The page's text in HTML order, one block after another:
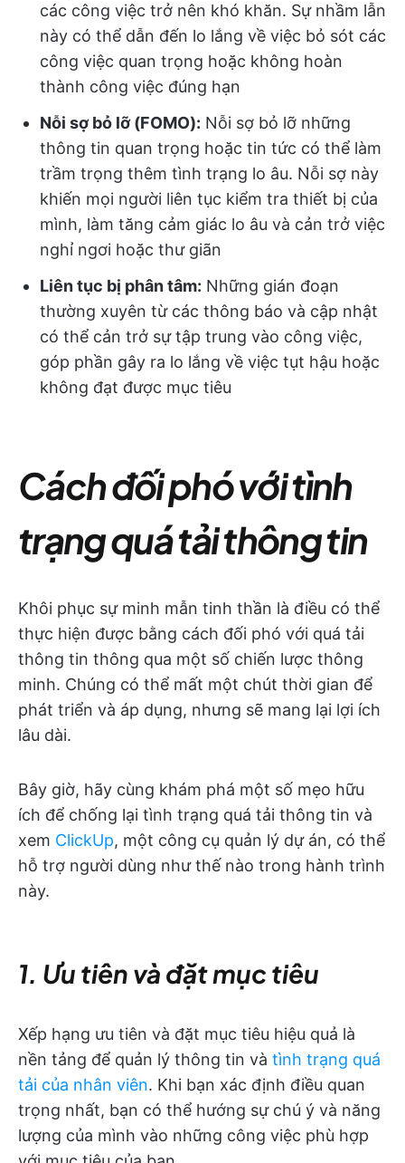
các công việc trở nên khó khăn. Sự nhầm lẫn
này có thể dẫn đến lo lắng về việc bỏ sót các
công việc quan trọng hoặc không hoàn
thành công việc đúng hạn
Nỗi sợ bỏ lỡ (FOMO): Nỗi sợ bỏ lỡ những
thông tin quan trọng hoặc tin tức có thể làm
trầm trọng thêm tình trạng lo âu. Nỗi sợ này
khiến mọi người liên tục kiểm tra thiết bị của
mình, làm tăng cảm giác lo âu và cản trở việc
nghỉ ngơi hoặc thư giãn
Liên tục bị phân tâm: Những gián đoạn
thường xuyên từ các thông báo và cập nhật
có thể cản trở sự tập trung vào công việc,
góp phần gây ra lo lắng về việc tụt hậu hoặc
không đạt được mục tiêu
Cách đối phó với tình
trạng quá tải thông tin
Khôi phục sự minh mẫn tinh thần là điều có thể
thực hiện được bằng cách đối phó với quá tải
thông tin thông qua một số chiến lược thông
minh. Chúng có thể mất một chút thời gian để
phát triển và áp dụng, nhưng sẽ mang lại lợi ích
lâu dài.
Bây giờ, hãy cùng khám phá một số mẹo hữu
ích để chống lại tình trạng quá tải thông tin và
xem ClickUp, một công cụ quản lý dự án, có thể
hỗ trợ người dùng như thế nào trong hành trình
này.
1. Ưu tiên và đặt mục tiêu
Xếp hạng ưu tiên và đặt mục tiêu hiệu quả là
nền tảng để quản lý thông tin và tình trạng quá
tải của nhân viên. Khi bạn xác định điều quan
trọng nhất, bạn có thể hướng sự chú ý và năng
lượng của mình vào những công việc phù hợp